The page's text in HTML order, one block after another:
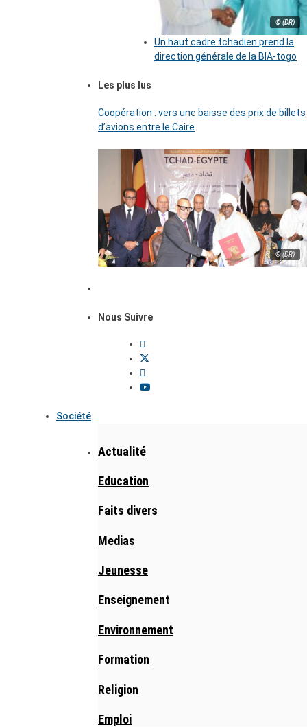
© (DR)
Un haut cadre tchadien prend la
direction générale de la BIA-togo
Les plus lus
Coopération : vers une baisse des prix de billets
d’avions entre le Caire
© (DR)
Nous Suivre
Société
Actualité
Education
Faits divers
Medias
Jeunesse
Enseignement
Environnement
Formation
Religion
Emploi